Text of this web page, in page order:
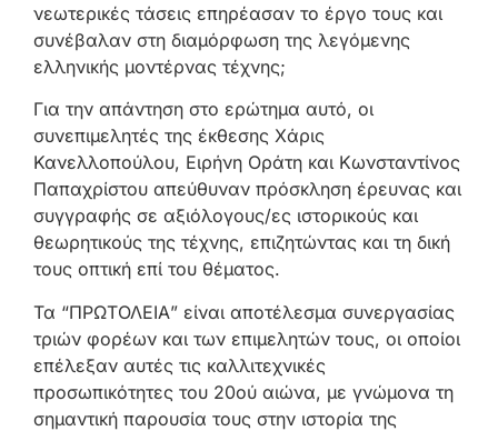
νεωτερικές τάσεις επηρέασαν το έργο τους και
συνέβαλαν στη διαμόρφωση της λεγόμενης
ελληνικής μοντέρνας τέχνης;
Για την απάντηση στο ερώτημα αυτό, οι
συνεπιμελητές της έκθεσης Χάρις
Κανελλοπούλου, Ειρήνη Οράτη και Κωνσταντίνος
Παπαχρίστου απεύθυναν πρόσκληση έρευνας και
συγγραφής σε αξιόλογους/ες ιστορικούς και
θεωρητικούς της τέχνης, επιζητώντας και τη δική
τους οπτική επί του θέματος.
Τα “ΠΡΩΤΟΛΕΙΑ” είναι αποτέλεσμα συνεργασίας
τριών φορέων και των επιμελητών τους, οι οποίοι
επέλεξαν αυτές τις καλλιτεχνικές
προσωπικότητες του 20ού αιώνα, με γνώμονα τη
σημαντική παρουσία τους στην ιστορία της